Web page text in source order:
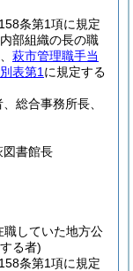
条第1項に規定
部組織の長の職
萩市管理職手当
別表第1 に規定する
総合事務所長、
図書館長
していた地方公
る者)
条第1項に規定